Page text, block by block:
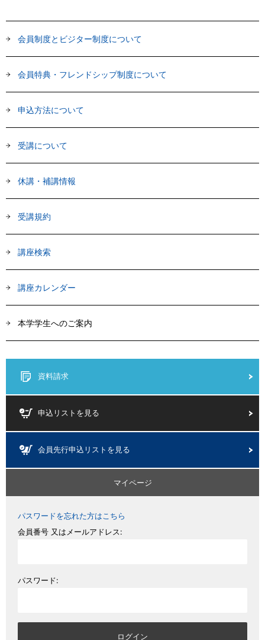
会員制度とビジター制度について
会員特典・フレンドシップ制度について
申込方法について
受講について
休講・補講情報
受講規約
講座検索
講座カレンダー
本学学生へのご案内
資料請求
申込リストを見る
会員先行申込リストを見る
マイページ
パスワードを忘れた方はこちら
会員番号 又はメールアドレス:
パスワード: